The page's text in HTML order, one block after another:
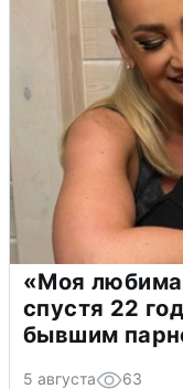
«Моя
спустя 22
бывшим
5 августа 63